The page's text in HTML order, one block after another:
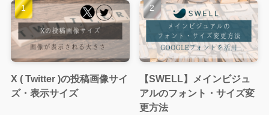
X ( Twitter )の投稿画像サイ
ズ・表示サイズ
【SWELL】メインビジュ
アルのフォント・サイズ変
更方法